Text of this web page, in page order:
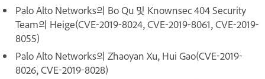
Palo Alto Networks의 Bo Qu 및 Knownsec 404 Security
Team의 Heige(CVE-2019-8024, CVE-2019-8061, CVE-2019-
8055)
Palo Alto Networks의 Zhaoyan Xu, Hui Gao(CVE-2019-
8026, CVE-2019-8028)